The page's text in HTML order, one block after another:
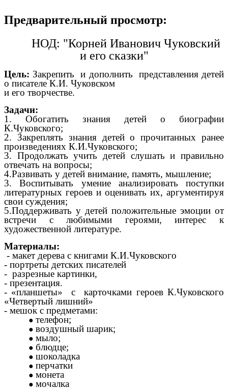
Предварительный просмотр:
НОД: "Корней Иванович Чуковский
и его сказки"
Цель: Закрепить и дополнить представления детей
о писателе К.И. Чуковском
и его творчестве.
Задачи:
1. Обогатить знания детей о биографии
К.Чуковского;
2. Закреплять знания детей о прочитанных ранее
произведениях К.И.Чуковского;
3. Продолжать учить детей слушать и правильно
отвечать на вопросы;
4.Развивать у детей внимание, память, мышление;
3. Воспитывать умение анализировать поступки
литературных героев и оценивать их, аргументируя
свои суждения;
5.Поддерживать у детей положительные эмоции от
встречи с любимыми героями, интерес к
художественной литературе.
Материалы:
- макет дерева с книгами К.И.Чуковского
- портреты детских писателей
- разрезные картинки,
- презентация.
- «планшеты» с карточками героев К.Чуковского
«Четвертый лишний»
- мешок с предметами:
телефон;
воздушный шарик;
мыло;
блюдце;
шоколадка
перчатки
монета
мочалка